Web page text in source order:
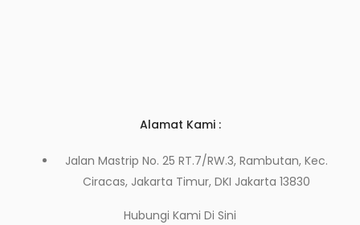
Alamat Kami :
Jalan Mastrip No. 25 RT.7/RW.3, Rambutan, Kec.
Ciracas, Jakarta Timur, DKI Jakarta 13830
Hubungi Kami Di Sini